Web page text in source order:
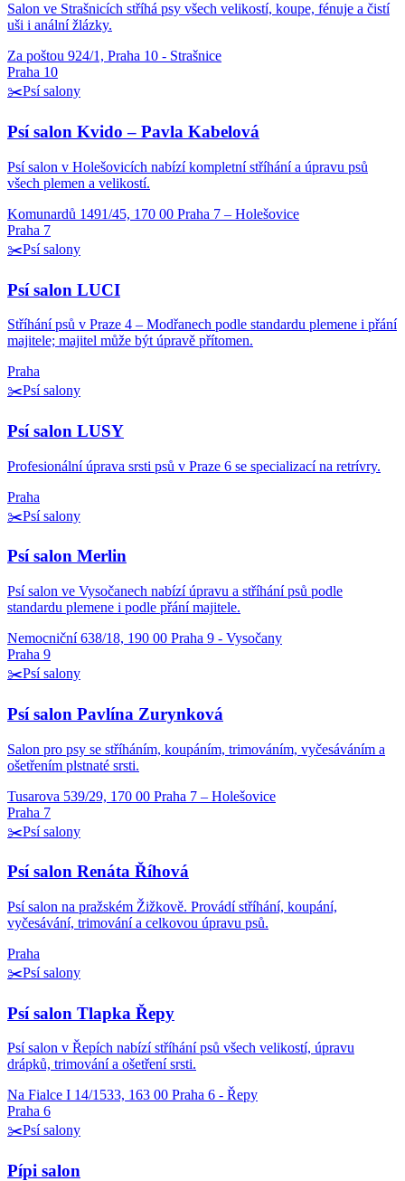
Salon ve Strašnicích stříhá psy všech velikostí, koupe, fénuje a čistí
uši i anální žlázky.
Za poštou 924/1, Praha 10 - Strašnice
Praha 10
✂️Psí salony
Psí salon Kvido – Pavla Kabelová
Psí salon v Holešovicích nabízí kompletní stříhání a úpravu psů
všech plemen a velikostí.
Komunardů 1491/45, 170 00 Praha 7 – Holešovice
Praha 7
✂️Psí salony
Psí salon LUCI
Stříhání psů v Praze 4 – Modřanech podle standardu plemene i přání
majitele; majitel může být úpravě přítomen.
Praha
✂️Psí salony
Psí salon LUSY
Profesionální úprava srsti psů v Praze 6 se specializací na retrívry.
Praha
✂️Psí salony
Psí salon Merlin
Psí salon ve Vysočanech nabízí úpravu a stříhání psů podle
standardu plemene i podle přání majitele.
Nemocniční 638/18, 190 00 Praha 9 - Vysočany
Praha 9
✂️Psí salony
Psí salon Pavlína Zurynková
Salon pro psy se stříháním, koupáním, trimováním, vyčesáváním a
ošetřením plstnaté srsti.
Tusarova 539/29, 170 00 Praha 7 – Holešovice
Praha 7
✂️Psí salony
Psí salon Renáta Říhová
Psí salon na pražském Žižkově. Provádí stříhání, koupání,
vyčesávání, trimování a celkovou úpravu psů.
Praha
✂️Psí salony
Psí salon Tlapka Řepy
Psí salon v Řepích nabízí stříhání psů všech velikostí, úpravu
drápků, trimování a ošetření srsti.
Na Fialce I 14/1533, 163 00 Praha 6 - Řepy
Praha 6
✂️Psí salony
Pípi salon